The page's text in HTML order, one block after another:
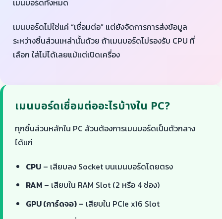
เมนบอร์ดทั้งหมด
เมนบอร์ดไม่ใช่แค่ “เชื่อมต่อ” แต่ยังจัดการการส่งข้อมูล
ระหว่างชิ้นส่วนเหล่านั้นด้วย ถ้าเมนบอร์ดไม่รองรับ CPU ที่
เลือก ใส่ไม่ได้เลยแม้แต่เปิดเครื่อง
เมนบอร์ดเชื่อมต่ออะไรบ้างใน PC?
ทุกชิ้นส่วนหลักใน PC ล้วนต้องการเมนบอร์ดเป็นตัวกลาง
ได้แก่
CPU – เสียบลง Socket บนเมนบอร์ดโดยตรง
RAM – เสียบใน RAM Slot (2 หรือ 4 ช่อง)
GPU (การ์ดจอ) – เสียบใน PCIe x16 Slot